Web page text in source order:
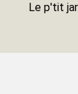
Le p'tit